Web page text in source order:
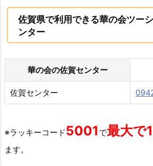
佐賀県で利用できる華の会ツー
ンター
華の会の佐賀センター
佐賀センター
※ラッキーコード5001 で最大で
ます。